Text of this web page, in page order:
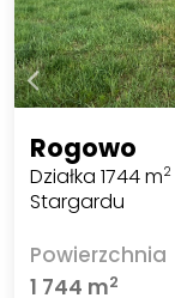
Rogowo
Działka 1744 m2
Stargardu
Powierzchnia
1 744 m2